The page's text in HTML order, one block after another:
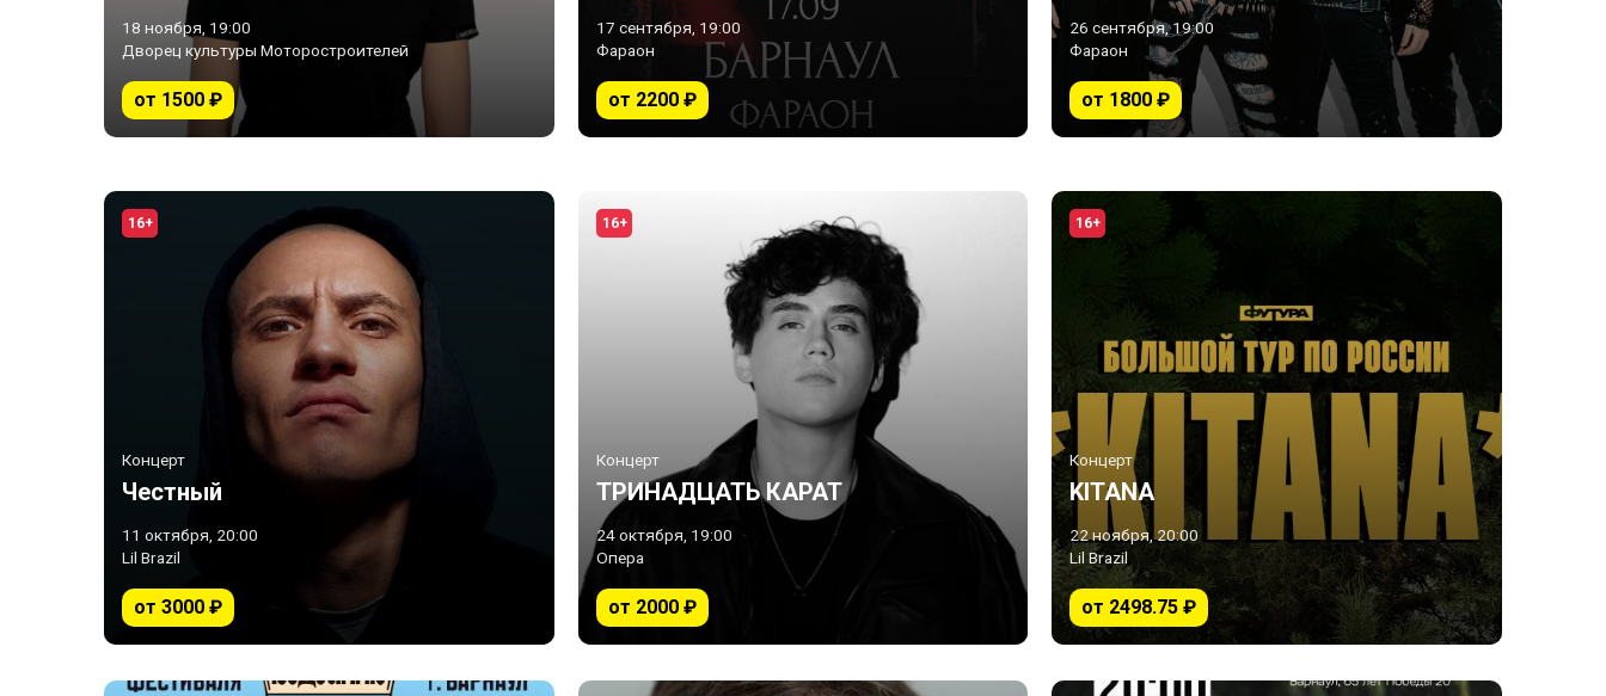
18 ноября, 19:00
Дворец культуры Моторостроителей
от 1500 ₽
17 сентября, 19:00
Фараон
от 2200 ₽
26 сентября, 19:00
Фараон
от 1800 ₽
16+
Концерт
Честный
11 октября, 20:00
Lil Brazil
от 3000 ₽
16+
Концерт
ТРИНАДЦАТЬ КАРАТ
24 октября, 19:00
Опера
от 2000 ₽
16+
Концерт
KITANA
22 ноября, 20:00
Lil Brazil
от 2498.75 ₽